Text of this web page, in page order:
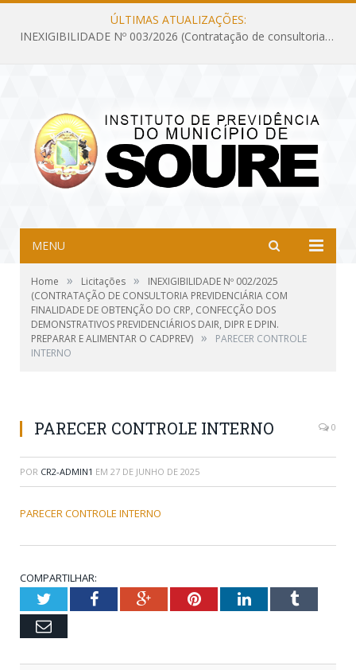
ÚLTIMAS ATUALIZAÇÕES:
INEXIGIBILIDADE Nº 003/2026 (Contratação de consultoria previdenciária com finalidade de obtenção do CRP, confecção dos demonstrativos previdenciários DAIR, DIPR e DPIN, preparar e alimentar o CADPREV, em atendimento às demandas do Instituto de Previdência dos Servidores do Município de Soure – IPSMS, por um período de 10 (dez) meses)
MENU
Home » Licitações »
INEXIGIBILIDADE Nº 002/2025
(CONTRATAÇÃO DE CONSULTORIA PREVIDENCIÁRIA COM
FINALIDADE DE OBTENÇÃO DO CRP, CONFECÇÃO DOS
DEMONSTRATIVOS PREVIDENCIÁRIOS DAIR, DIPR E DPIN.
PREPARAR E ALIMENTAR O CADPREV) »
PARECER CONTROLE
INTERNO
PARECER CONTROLE INTERNO 0
POR CR2-ADMIN1 EM 27 DE JUNHO DE 2025
PARECER CONTROLE INTERNO
COMPARTILHAR:
TwitterFacebookGoogle+PinterestLinkedInTumblr
Email